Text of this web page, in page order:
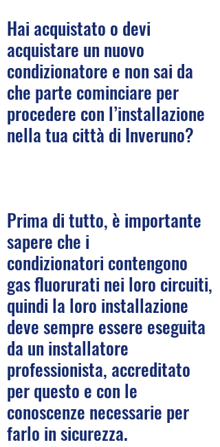
Hai acquistato o devi
acquistare un nuovo
condizionatore e non sai da
che parte cominciare per
procedere con l’installazione
nella tua città di Inveruno?
Prima di tutto, è importante
sapere che i
condizionatori contengono
gas fluorurati nei loro circuiti,
quindi la loro installazione
deve sempre essere eseguita
da un installatore
professionista, accreditato
per questo e con le
conoscenze necessarie per
farlo in sicurezza.